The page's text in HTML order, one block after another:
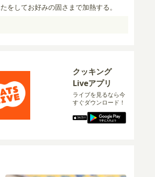
をしてお好みの固さまで加熱する。
クッキング
Liveアプリ
ライブを見るなら今
すぐダウンロード！